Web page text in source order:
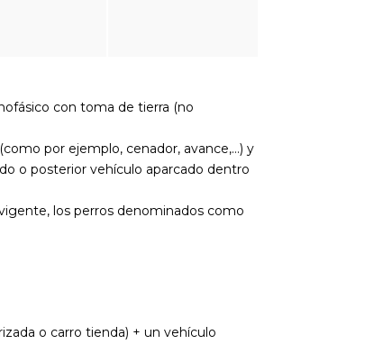
con toma de tierra (no
por ejemplo, cenador, avance,…) y
o posterior vehículo aparcado dentro
los perros denominados como
o carro tienda) + un vehículo